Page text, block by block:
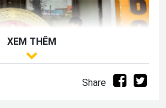
XEM THÊM
Share